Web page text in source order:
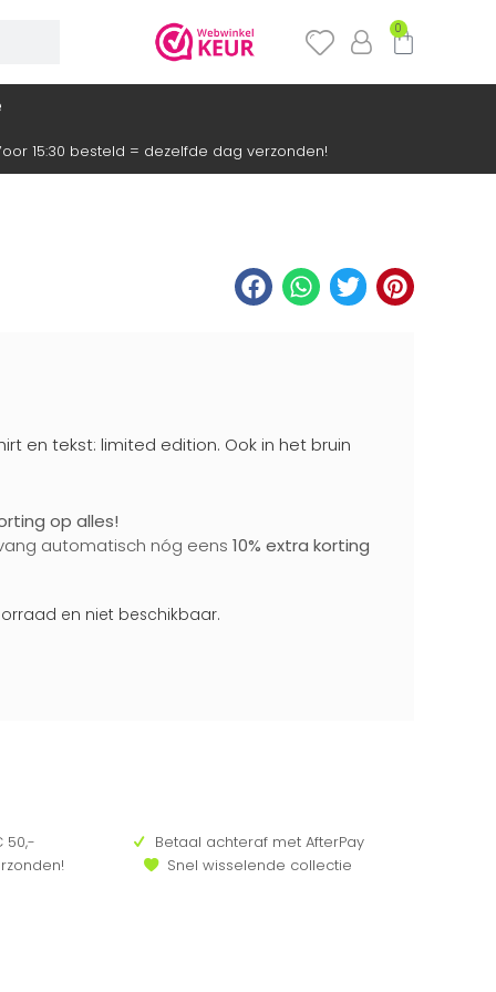
0
15:30 besteld = dezelfde dag verzonden!
en tekst: limited edition. Ook in het bruin
op alles!
automatisch nóg eens 10% extra korting
en niet beschikbaar.
50,-
Betaal achteraf met AfterPay
Snel wisselende collectie